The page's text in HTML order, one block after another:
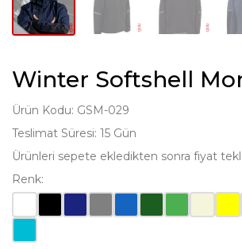
Winter Softshell
Ürün Kodu: GSM-029
Teslimat Süresi: 15 Gün
Ürünleri sepete ekledikten sonra fiyat
Renk: